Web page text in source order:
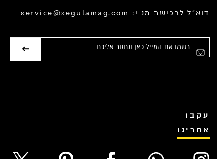
דוא”ל לרכישת מנוי: service@segulamag.com
עקבו
אחרינו